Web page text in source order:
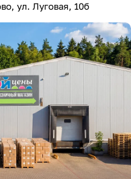
ул. Луговая, 10б